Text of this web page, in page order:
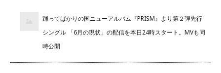
踊ってばかりの国ニューアルバム『PRISM』より第２弾先行
シングル 「6月の現状」の配信を本日24時スタート。MVも同
時公開